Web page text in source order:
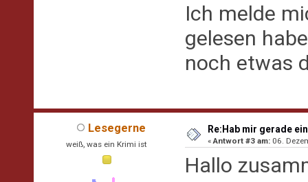
Ich melde
gelesen
noch etwas
Lesegerne
weiß, was ein Krimi ist
Re:Hab mir gerade
«Antwort #3 am: 06.
Hallo